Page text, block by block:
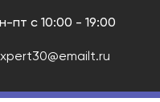
пт с 10:00 - 19:00